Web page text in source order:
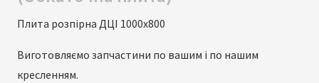
Плита розпірна ДЦІ 1000х800
Виготовляємо запчастини по вашим і по нашим
кресленням.